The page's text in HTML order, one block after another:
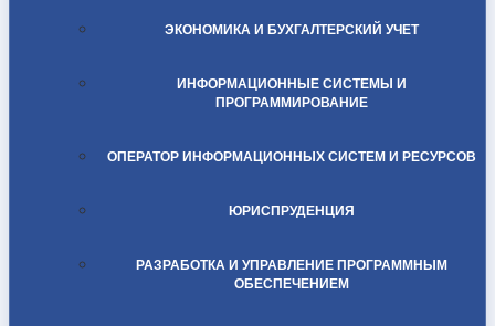
ЭКОНОМИКА И БУХГАЛТЕРСКИЙ УЧЕТ
ИНФОРМАЦИОННЫЕ СИСТЕМЫ И
ПРОГРАММИРОВАНИЕ
ОПЕРАТОР ИНФОРМАЦИОННЫХ СИСТЕМ И РЕСУРСОВ
ЮРИСПРУДЕНЦИЯ
РАЗРАБОТКА И УПРАВЛЕНИЕ ПРОГРАММНЫМ
ОБЕСПЕЧЕНИЕМ